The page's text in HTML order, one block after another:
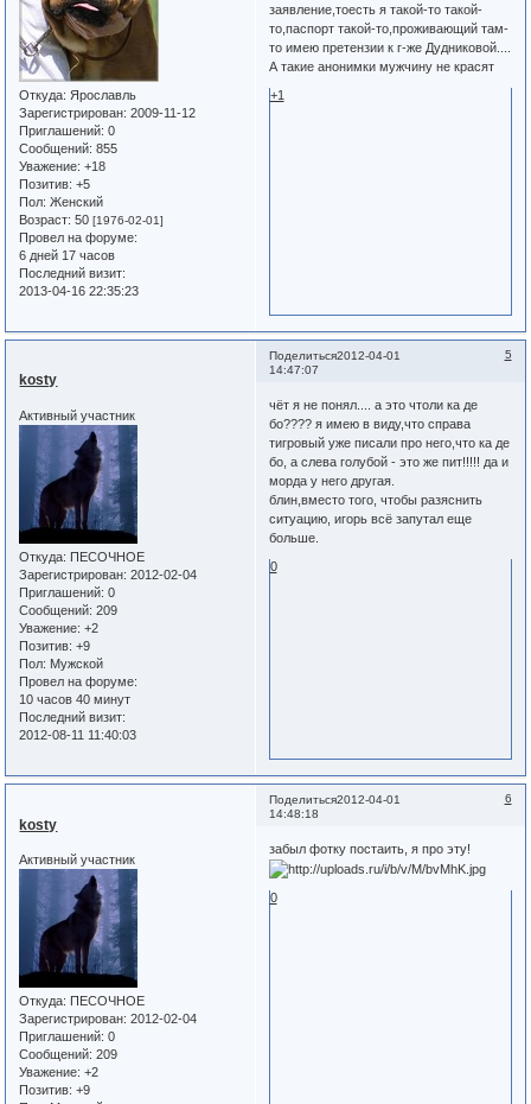
Откуда: Ярославль
Зарегистрирован: 2009-11-12
Приглашений: 0
Сообщений: 855
Уважение: +18
Позитив: +5
Пол: Женский
Возраст: 50[1976-02-01]
Провел на форуме:
6 дней 17 часов
Последний визит:
2013-04-16 22:35:23
заявление,тоесть я такой-то такой-
то,паспорт такой-то,проживающий там-
то имею претензии к г-же Дудниковой....
А такие анонимки мужчину не красят
+1
Поделиться 5
2012-04-01
14:47:07
kosty
Активный участник
Откуда: ПЕСОЧНОЕ
Зарегистрирован: 2012-02-04
Приглашений: 0
Сообщений: 209
Уважение: +2
Позитив: +9
Пол: Мужской
Провел на форуме:
10 часов 40 минут
Последний визит:
2012-08-11 11:40:03
чёт я не понял.... а это чтоли ка де
бо???? я имею в виду,что справа
тигровый уже писали про него,что ка де
бо, а слева голубой - это же пит!!!!! да и
морда у него другая.
блин,вместо того, чтобы разяснить
ситуацию, игорь всё запутал еще
больше.
0
Поделиться 6
2012-04-01
14:48:18
kosty
Активный участник
Откуда: ПЕСОЧНОЕ
Зарегистрирован: 2012-02-04
Приглашений: 0
Сообщений: 209
Уважение: +2
Позитив: +9
забыл фотку постаить, я про эту!
0